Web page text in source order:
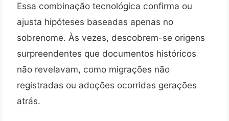
Essa combinação tecnológica confirma ou
ajusta hipóteses baseadas apenas no
sobrenome. Às vezes, descobrem-se origens
surpreendentes que documentos históricos
não revelavam, como migrações não
registradas ou adoções ocorridas gerações
atrás.